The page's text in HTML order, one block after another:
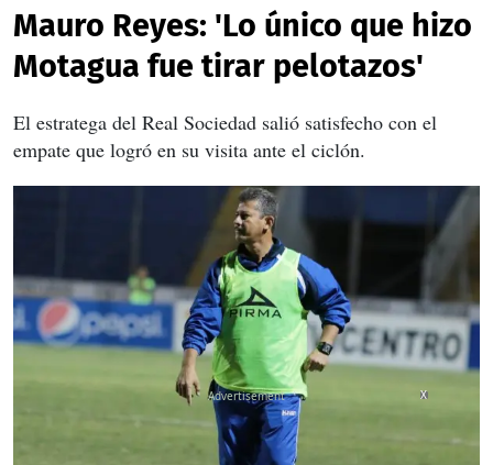
Mauro Reyes: 'Lo único que hizo
Motagua fue tirar pelotazos'
El estratega del Real Sociedad salió satisfecho con el
empate que logró en su visita ante el ciclón.
X